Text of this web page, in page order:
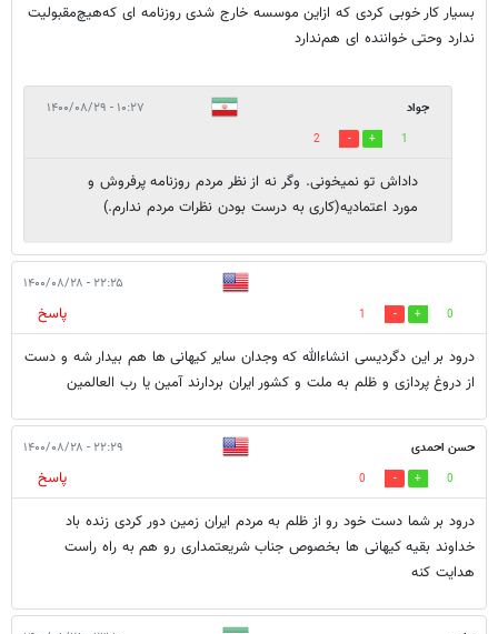
بسیار کار خوبی کردی که ازاین موسسه خارج شدی روزنامه ای که‌هیچ‌مقبولیت
ندارد وحتی خواننده ای هم‌ندارد
جواد ۱۰:۲۷ - ۱۴۰۰/۰۸/۲۹
1
2
داداش تو نمیخونی. وگر نه از نظر مردم روزنامه پرفروش و
مورد اعتمادیه(کاری به درست بودن نظرات مردم ندارم.)
۲۲:۲۵ - ۱۴۰۰/۰۸/۲۸
0
1
پاسخ
درود بر این دگردیسی انشاءالله که وجدان سایر کیهانی ها هم بیدار شه و دست
از دروغ پردازی و ظلم به ملت و کشور ایران بردارند آمین یا رب العالمین
حسن احمدی ۲۲:۲۹ - ۱۴۰۰/۰۸/۲۸
0
0
پاسخ
درود بر شما دست خود رو از ظلم به مردم ایران زمین دور کردی زنده باد
خداوند بقیه کیهانی ها بخصوص جناب شریعتمداری رو هم به راه راست
هدایت کنه